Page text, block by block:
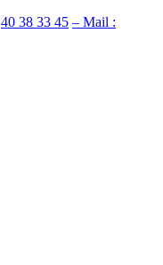
40 38 33 45 – Mail :